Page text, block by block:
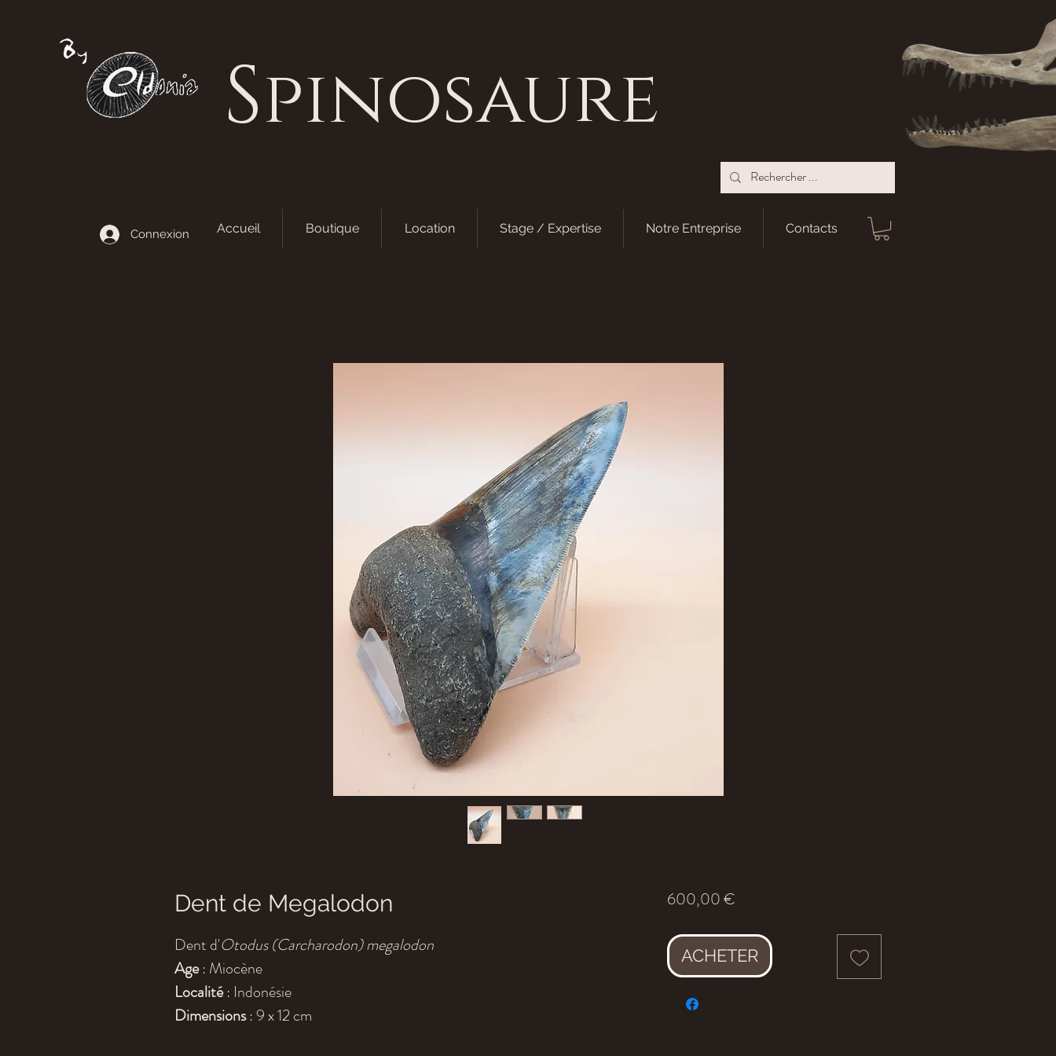
Spinosaure
Connexion Accueil Boutique Location Stage / Expertise Notre Entreprise Contacts
Dent de Megalodon
Dent d'Otodus (Carcharodon) megalodon
Age: Miocène
Localité: Indonésie
Dimensions: 9 x 12 cm
600,00 €Prix
ACHETER